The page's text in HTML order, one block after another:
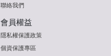
聯絡我們
會員權益
隱私權保護政策
個資保護專區